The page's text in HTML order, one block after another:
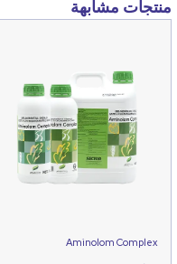
منتجات مشابهة
Aminolom Complex